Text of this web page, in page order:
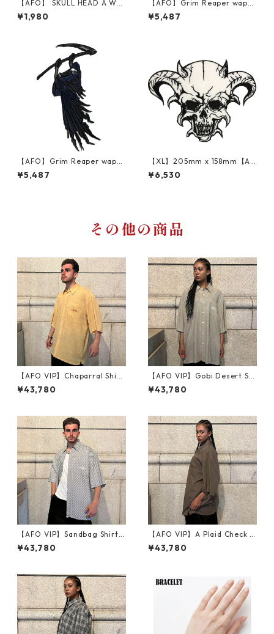
【AFO】 SKULL HEAD A WA
PPEN【ゆうパケット配送対象
商品】ワッペン
¥1,980
【AFO】Grim Reaper wapp
en【100mm x 166mm】ワッ
ペン 左打ち【ゆうパケット配
¥5,487
【AFO】Grim Reaper wapp
en【100mm x 166mm】ワッ
ペン 右打ち【ゆうパケット配
¥5,487
【XL】205mm x 158mm【AF
O】DEATH ANGEL wappen
デスエンジェル ワッペン【ゆ
¥6,530
その他の商品
【AFO VIP】Chaparral Shirt
【ORANGE】
¥43,780
【AFO VIP】Gobi Desert Shi
rts【VIP】半袖シャツ
¥43,780
【AFO VIP】Sandbag Shirts
/ 半袖シャツ
¥43,780
【AFO VIP】A Plaid Check S
hirts
¥43,780